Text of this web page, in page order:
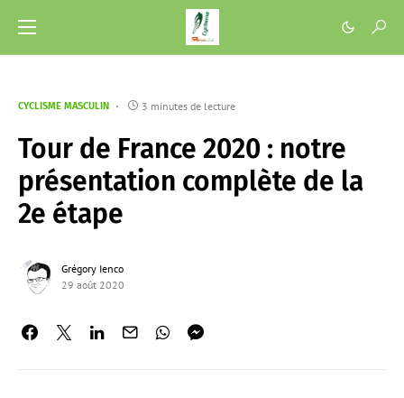
CYCLISME MASCULIN 3 minutes de lecture
Tour de France 2020 : notre
présentation complète de la
2e étape
Grégory Ienco
29 août 2020